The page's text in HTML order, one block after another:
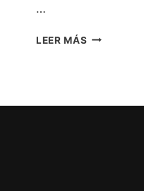
…
LEER MÁS NAUFRAGIO